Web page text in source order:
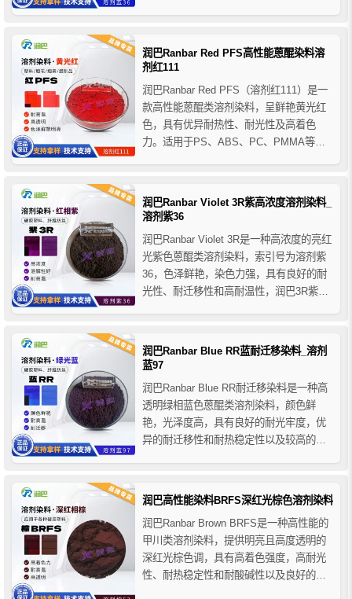
树脂、亚克力有机玻璃、硬质聚氯乙烯
（PVC）等塑料的着色，也可用于涤纶聚
润巴Ranbar Red PFS高性能蒽醌染料溶
剂红111
润巴Ranbar Red PFS（溶剂红111）是一
款高性能蒽醌类溶剂染料，呈鲜艳黄光红
色，具有优异耐热性、耐光性及高着色
力。适用于PS、ABS、PC、PMMA等塑
润巴Ranbar Violet 3R紫高浓度溶剂染料_
溶剂紫36
润巴Ranbar Violet 3R是一种高浓度的亮红
光紫色蒽醌类溶剂染料，索引号为溶剂紫
36，色泽鲜艳，染色力强，具有良好的耐
光性、耐迁移性和高耐温性，润巴3R紫溶
材中，主要用于硬胶塑料产品的着色，推
荐用于聚酯纤维、硬质PVC、PS、SAN、
润巴Ranbar Blue RR蓝耐迁移染料_溶剂
蓝97
润巴Ranbar Blue RR耐迁移染料是一种高
透明绿相蓝色蒽醌类溶剂染料，颜色鲜
艳，光泽度高，具有良好的耐光牢度，优
异的耐迁移性和耐热稳定性以及较高的着
成和天然树脂中具有优异的溶解性和混溶
性。
润巴高性能染料BRFS深红光棕色溶剂染料
润巴Ranbar Brown BRFS是一种高性能的
甲川类溶剂染料，提供明亮且高度透明的
深红光棕色调，具有高着色强度，高耐光
性、耐热稳定性和耐酸碱性以及良好的耐